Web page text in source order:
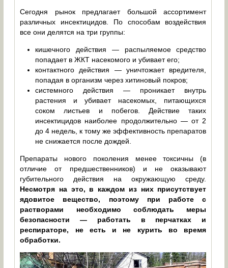
Сегодня рынок предлагает большой ассортимент
различных инсектицидов. По способам воздействия
все они делятся на три группы:
кишечного действия — распыляемое средство
попадает в ЖКТ насекомого и убивает его;
контактного действия — уничтожает вредителя,
попадая в организм через хитиновый покров;
системного действия — проникает внутрь
растения и убивает насекомых, питающихся
соком листьев и побегов. Действие таких
инсектицидов наиболее продолжительно — от 2
до 4 недель, к тому же эффективность препаратов
не снижается после дождей.
Препараты нового поколения менее токсичны (в
отличие от предшественников) и не оказывают
губительного действия на окружающую среду.
Несмотря на это, в каждом из них присутствует
ядовитое вещество, поэтому при работе с
растворами необходимо соблюдать меры
безопасности — работать в перчатках и
респираторе, не есть и не курить во время
обработки.